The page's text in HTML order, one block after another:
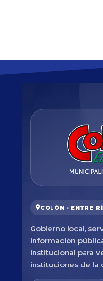
COLÓN · ENTRE
Gobierno local,
información
institucional para
instituciones de la